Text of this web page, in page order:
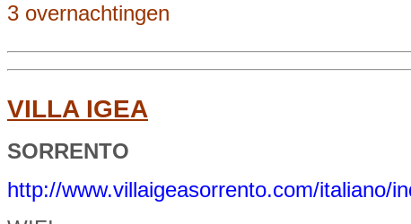
3 overnachtingen
VILLA IGEA
SORRENTO
http://www.villaigeasorrento.com/italiano/